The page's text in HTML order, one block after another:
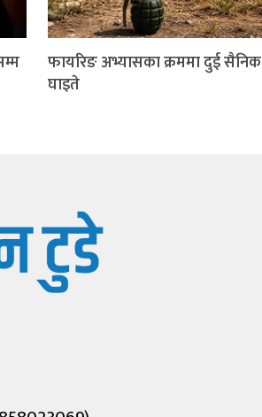
फायरिङ अभ्यासका क्रममा दुई सैनिक
घाइते